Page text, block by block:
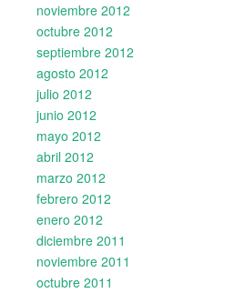
noviembre 2012
octubre 2012
septiembre 2012
agosto 2012
julio 2012
junio 2012
mayo 2012
abril 2012
marzo 2012
febrero 2012
enero 2012
diciembre 2011
noviembre 2011
octubre 2011